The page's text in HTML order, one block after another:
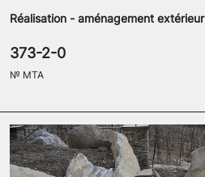
Réalisation - aménagement extérieur
373-2-0
№ MTA